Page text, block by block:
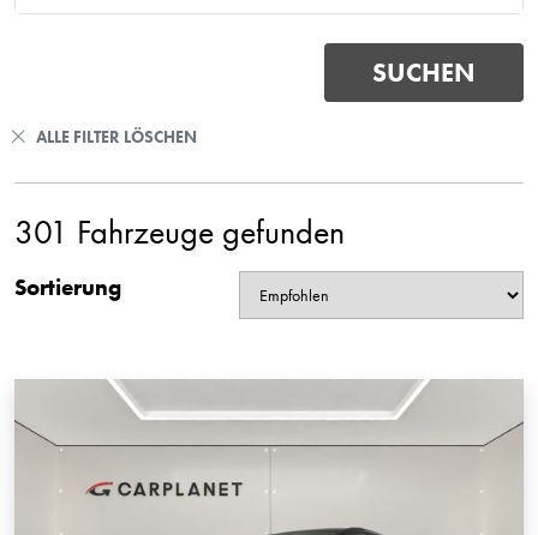
ALLE FILTER LÖSCHEN
301 Fahrzeuge gefunden
Sortierung